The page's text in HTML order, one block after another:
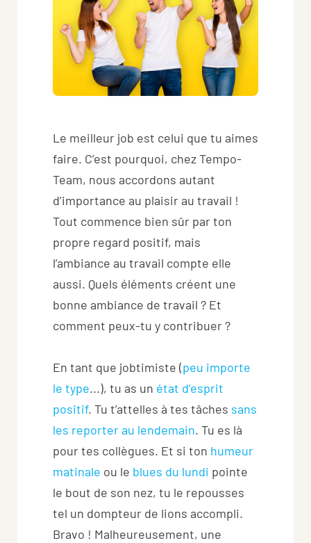
Le meilleur job est celui que tu aimes
faire. C’est pourquoi, chez Tempo-
Team, nous accordons autant
d’importance au plaisir au travail !
Tout commence bien sûr par ton
propre regard positif, mais
l’ambiance au travail compte elle
aussi. Quels éléments créent une
bonne ambiance de travail ? Et
comment peux-tu y contribuer ?
En tant que jobtimiste (peu importe
le type...), tu as un état d’esprit
positif. Tu t’attelles à tes tâches sans
les reporter au lendemain. Tu es là
pour tes collègues. Et si ton humeur
matinale ou le blues du lundi pointe
le bout de son nez, tu le repousses
tel un dompteur de lions accompli.
Bravo ! Malheureusement, une